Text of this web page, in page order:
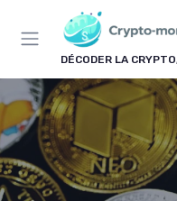
DÉCODER LA
Panneau de gestion des